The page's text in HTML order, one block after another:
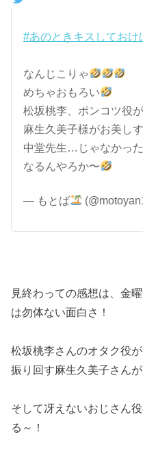
#あのときキスしておけ
なんじこりゃ
めちゃおもろい
松坂桃李、ポンコツ役
麻生久美子様がお美し
中堂先生…じゃなかっ
なるんやろか〜
— もとば
見終わっての感想は、金
は勿体ない面白さ！
松坂桃李さんのオタク役
振り回す麻生久美子さんが
そして冴えないおじさん
る～！